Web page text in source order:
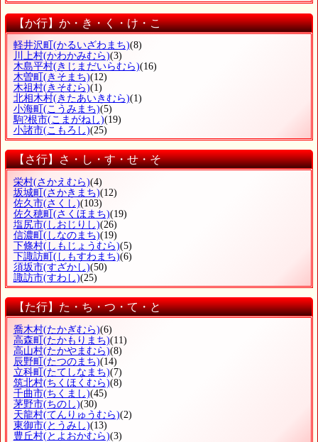
【か行】か・き・く・け・こ
軽井沢町 (かるいざわまち)(8)
川上村(かわかみむら)(3)
木島平村(きじまだいらむら)(16)
木曽町 (きそまち)(12)
木祖村(きそむら)(1)
北相木村(きたあいきむら)(1)
小海町 (こうみまち)(5)
駒?根市(こまがねし)(19)
小諸市(こもろし)(25)
【さ行】さ・し・す・せ・そ
栄村(さかえむら)(4)
坂城町 (さかきまち)(12)
佐久市(さくし)(103)
佐久穂町 (さくほまち)(19)
塩尻市(しおじりし)(26)
信濃町 (しなのまち)(19)
下條村(しもじょうむら)(5)
下諏訪町 (しもすわまち)(6)
須坂市(すざかし)(50)
諏訪市(すわし)(25)
【た行】た・ち・つ・て・と
喬木村(たかぎむら)(6)
高森町(たかもりまち)(11)
高山村(たかやまむら)(8)
辰野町(たつのまち)(14)
立科町(たてしなまち)(7)
筑北村(ちくほくむら)(8)
千曲市(ちくまし)(45)
茅野市(ちのし)(30)
天龍村(てんりゅうむら)(2)
東御市(とうみし)(13)
豊丘村(とよおかむら)(3)